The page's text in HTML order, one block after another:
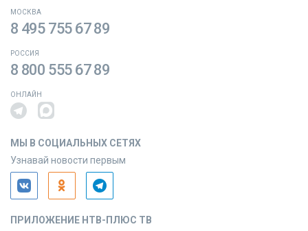
МОСКВА
8 495 755 67 89
РОССИЯ
8 800 555 67 89
ОНЛАЙН
МЫ В СОЦИАЛЬНЫХ СЕТЯХ
Узнавай новости первым
ПРИЛОЖЕНИЕ НТВ-ПЛЮС ТВ